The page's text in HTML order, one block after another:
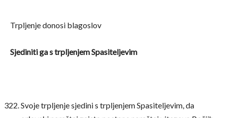
Trpljenje donosi blagoslov
Sjediniti ga s trpljenjem Spasiteljevim
Svoje trpljenje sjedini s trpljenjem Spasiteljevim, da